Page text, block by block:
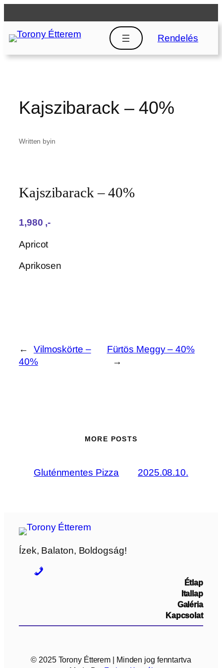
a
tartalomhoz
Rendelés
Kajszibarack – 40%
Written byin
Kajszibarack – 40%
1,980‎ ,-
Apricot
Aprikosen
←
Vilmoskörte –
40%
Fürtös Meggy – 40%
→
MORE POSTS
Gluténmentes Pizza 2025.08.10.
Ízek, Balaton, Boldogság!
Étlap
Itallap
Galéria
Kapcsolat
© 2025 Torony Étterem | Minden jog fenntartva